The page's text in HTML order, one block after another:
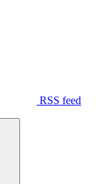
RSS feed